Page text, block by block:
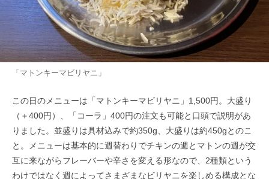
「マトンキーマビリヤニ」
この日のメニューは「マトンキーマビリヤニ」1,500円。大盛り
（＋400円）、「コーラ」400円の注文も可能と口頭で説明があ
りました。並盛りは具材込みで約350g、大盛りは約450gとのこ
と。メニューは基本的に週替わりでチキンの週とマトンの週が交
互に来ながらフレーバーや辛さを変える形なので、2種類という
わけではなく週によってさまざまなビリヤニを楽しめる構成とな